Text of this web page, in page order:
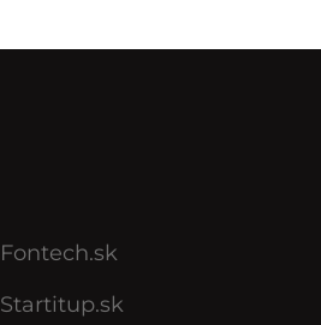
Fontech.sk
Startitup.sk